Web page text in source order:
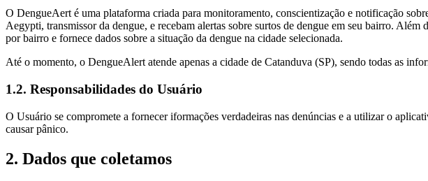
O DengueAert é uma plataforma criada para monitoramento, conscientização e notificação
Aegypti, transmissor da dengue, e recebam alertas sobre surtos de dengue em seu bairro.
por bairro e fornece dados sobre a situação da dengue na cidade selecionada.
Até o momento, o DengueAlert atende apenas a cidade de Catanduva (SP), sendo todas as
1.2. Responsabilidades do Usuário
O Usuário se compromete a fornecer iformações verdadeiras nas denúncias e a utilizar o
causar pânico.
2. Dados que coletamos